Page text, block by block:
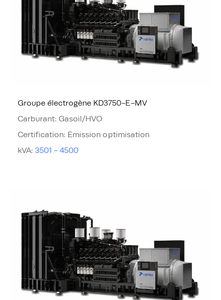
Groupe électrogène KD3750-E-MV
Carburant: Gasoil/HVO
Certification: Emission optimisation
kVA:3501 - 4500